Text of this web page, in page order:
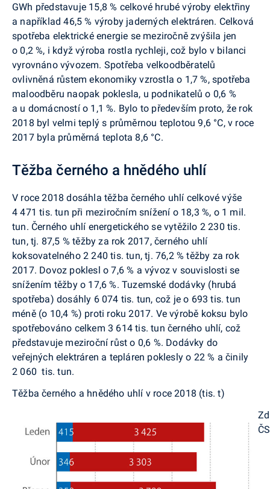
GWh představuje 15,8 % celkové hrubé výroby elektřiny
a například 46,5 % výroby jaderných elektráren. Celková
spotřeba elektrické energie se meziročně zvýšila jen
o 0,2 %, i když výroba rostla rychleji, což bylo v bilanci
vyrovnáno vývozem. Spotřeba velkoodběratelů
ovlivněná růstem ekonomiky vzrostla o 1,7 %, spotřeba
maloodběru naopak poklesla, u podnikatelů o 0,6 %
a u domácností o 1,1 %. Bylo to především proto, že rok
2018 byl velmi teplý s průměrnou teplotou 9,6 °C, v roce
2017 byla průměrná teplota 8,6 °C.
Těžba černého a hnědého uhlí
V roce 2018 dosáhla těžba černého uhlí celkové výše
4 471 tis. tun při meziročním snížení o 18,3 %, o 1 mil.
tun. Černého uhlí energetického se vytěžilo 2 230 tis.
tun, tj. 87,5 % těžby za rok 2017, černého uhlí
koksovatelného 2 240 tis. tun, tj. 76,2 % těžby za rok
2017. Dovoz poklesl o 7,6 % a vývoz v souvislosti se
snížením těžby o 17,6 %. Tuzemské dodávky (hrubá
spotřeba) dosáhly 6 074 tis. tun, což je o 693 tis. tun
méně (o 10,4 %) proti roku 2017. Ve výrobě koksu bylo
spotřebováno celkem 3 614 tis. tun černého uhlí, což
představuje meziroční růst o 0,6 %. Dodávky do
veřejných elektráren a tepláren poklesly o 22 % a činily
2 060 tis. tun.
Těžba černého a hnědého uhlí v roce 2018 (tis. t)